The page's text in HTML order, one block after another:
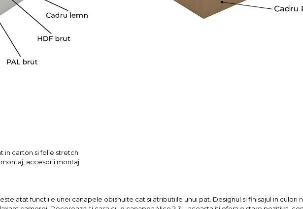
in carton si folie stretch
accesorii montaj
atat functiile unei canapele obisnuite cat si atributiile unui pat. Designul si finisajul in culori